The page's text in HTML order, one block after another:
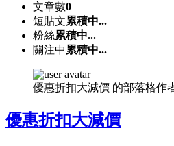
文章數0
短貼文累積中...
粉絲累積中...
關注中 累積中...
優惠折扣大減價 的部落格作
優惠折扣大減價